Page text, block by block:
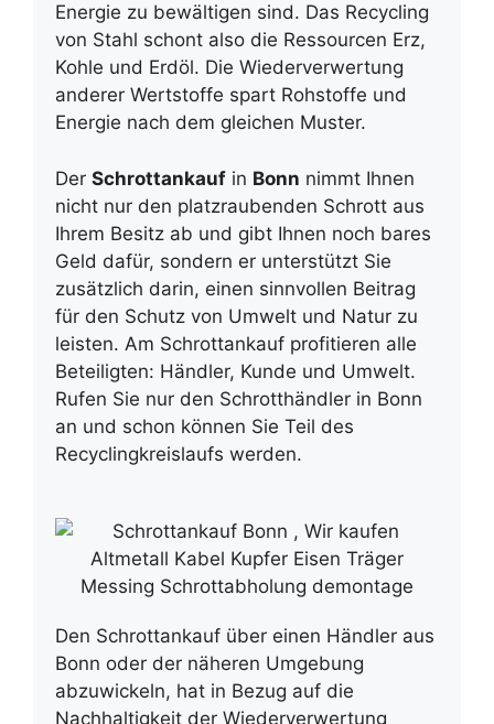
Energie zu bewältigen sind. Das Recycling
von Stahl schont also die Ressourcen Erz,
Kohle und Erdöl. Die Wiederverwertung
anderer Wertstoffe spart Rohstoffe und
Energie nach dem gleichen Muster.
Der Schrottankauf in Bonn nimmt Ihnen
nicht nur den platzraubenden Schrott aus
Ihrem Besitz ab und gibt Ihnen noch bares
Geld dafür, sondern er unterstützt Sie
zusätzlich darin, einen sinnvollen Beitrag
für den Schutz von Umwelt und Natur zu
leisten. Am Schrottankauf profitieren alle
Beteiligten: Händler, Kunde und Umwelt.
Rufen Sie nur den Schrotthändler in Bonn
an und schon können Sie Teil des
Recyclingkreislaufs werden.
Den Schrottankauf über einen Händler aus
Bonn oder der näheren Umgebung
abzuwickeln, hat in Bezug auf die
Nachhaltigkeit der Wiederverwertung